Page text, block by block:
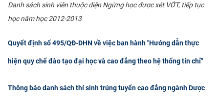
Danh sách sinh viên thuộc diện Ngừng học được xét VỚT, tiếp tục
học năm học 2012-2013
Quyết định số 495/QĐ-DHN về việc ban hành "Hướng dẫn thực
hiện quy chế đào tạo đại học và cao đẳng theo hệ thống tín chỉ"
Thông báo danh sách thí sinh trúng tuyển cao đẳng ngành Dược